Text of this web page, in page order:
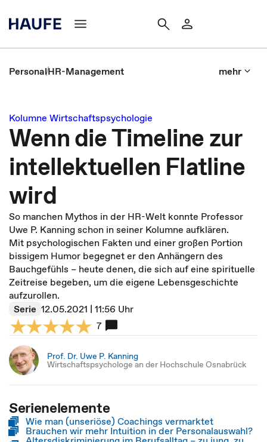
PersonalHR-Management mehr
Kolumne Wirtschaftspsychologie
Wenn die Timeline zur
intellektuellen Flatline
wird
So manchen Mythos in der HR-Welt konnte Professor
Uwe P. Kanning schon in seiner Kolumne aufklären.
Mit psychologischen Fakten und einer großen Portion
bissigem Humor begegnet er den Anhängern des
Bauchgefühls – heute denen, die sich auf eine spirituelle
Zeitreise begeben, um die eigene Lebensgeschichte
aufzurollen.
Serie 12.05.2021 | 11:56 Uhr
7
Prof. Dr. Uwe P. Kanning
Wirtschaftspsychologe an der Hochschule Osnabrück
Serienelemente
Wie man (unseriöse) Coachings vermarktet
Brauchen wir mehr Intuition in der Personalauswahl?